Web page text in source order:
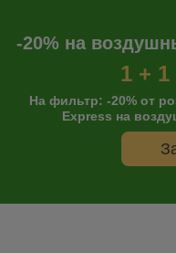
-20% на
1 +
На фильтр: -20% от
Express на